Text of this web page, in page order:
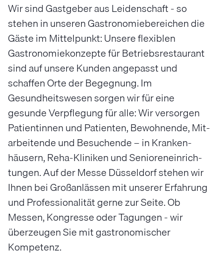
Wir sind Gastgeber aus Leidenschaft - so
stehen in unseren Gastronomiebereichen die
Gäste im Mittelpunkt: Unsere flexiblen
Gastronomiekonzepte für Betriebsrestaurant
sind auf unsere Kunden angepasst und
schaffen Orte der Begegnung. Im
Gesundheitswesen sorgen wir für eine
gesunde Ver­pflegung für alle: Wir ver­sorgen
Patientinnen und Patienten, Be­wohnende, Mit­
arbeitende und Be­suchende – in Kranken­
häusern, Reha-­Kliniken und Senioren­einrich­
tungen. Auf der Messe Düsseldorf stehen wir
Ihnen bei Groß­anlässen mit unserer Erfahrung
und Professionalität gerne zur Seite. Ob
Messen, Kongresse oder Tagungen - wir
überzeugen Sie mit gastronomischer
Kompetenz.